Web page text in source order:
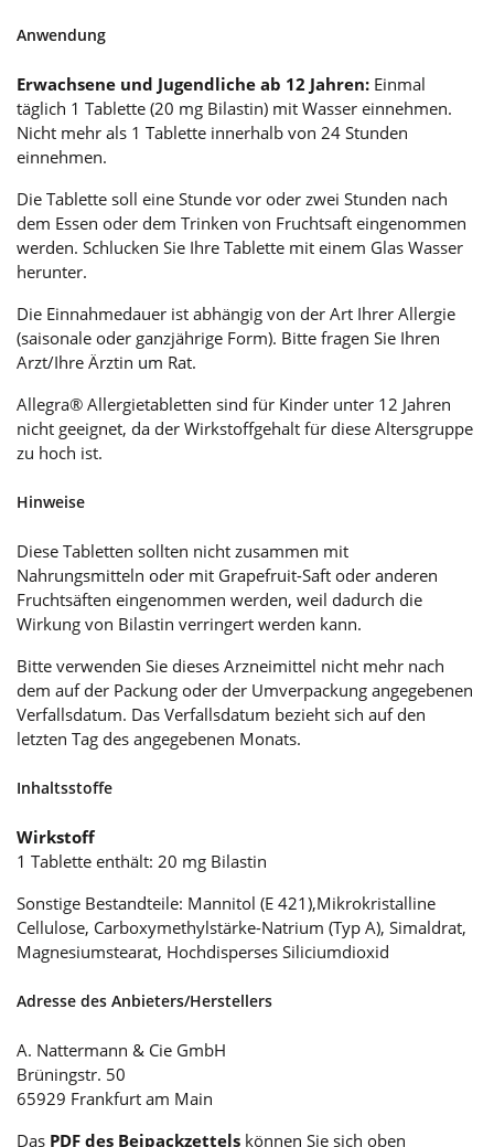
Anwendung
Erwachsene und Jugendliche ab 12 Jahren: Einmal
täglich 1 Tablette (20 mg Bilastin) mit Wasser einnehmen.
Nicht mehr als 1 Tablette innerhalb von 24 Stunden
einnehmen.
Die Tablette soll eine Stunde vor oder zwei Stunden nach
dem Essen oder dem Trinken von Fruchtsaft eingenommen
werden. Schlucken Sie Ihre Tablette mit einem Glas Wasser
herunter.
Die Einnahmedauer ist abhängig von der Art Ihrer Allergie
(saisonale oder ganzjährige Form). Bitte fragen Sie Ihren
Arzt/Ihre Ärztin um Rat.
Allegra® Allergietabletten sind für Kinder unter 12 Jahren
nicht geeignet, da der Wirkstoffgehalt für diese Altersgruppe
zu hoch ist.
Hinweise
Diese Tabletten sollten nicht zusammen mit
Nahrungsmitteln oder mit Grapefruit-Saft oder anderen
Fruchtsäften eingenommen werden, weil dadurch die
Wirkung von Bilastin verringert werden kann.
Bitte verwenden Sie dieses Arzneimittel nicht mehr nach
dem auf der Packung oder der Umverpackung angegebenen
Verfallsdatum. Das Verfallsdatum bezieht sich auf den
letzten Tag des angegebenen Monats.
Inhaltsstoffe
Wirkstoff
1 Tablette enthält: 20 mg Bilastin
Sonstige Bestandteile: Mannitol (E 421),Mikrokristalline
Cellulose, Carboxymethylstärke-Natrium (Typ A), Simaldrat,
Magnesiumstearat, Hochdisperses Siliciumdioxid
Adresse des Anbieters/Herstellers
A. Nattermann & Cie GmbH
Brüningstr. 50
65929 Frankfurt am Main
Das PDF des Beipackzettels können Sie sich oben